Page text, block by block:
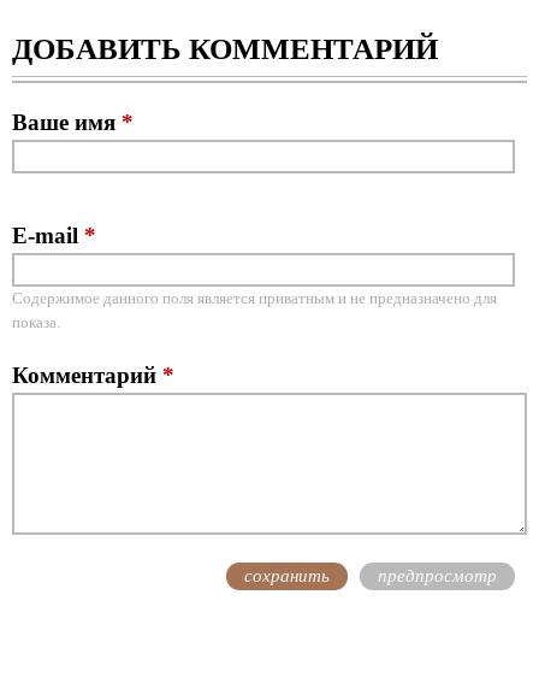
ДОБАВИТЬ КОММЕНТАРИЙ
Ваше имя *
E-mail *
Содержимое данного поля является приватным и не предназначено для
показа.
Комментарий *